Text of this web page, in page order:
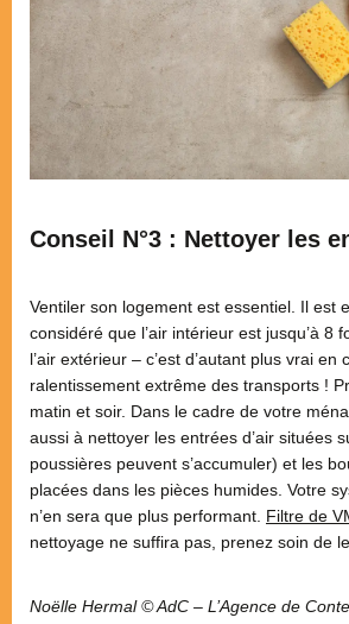
Conseil N°3 : Nettoyer les
Ventiler son logement est essentiel. Il est
considéré que l’air intérieur est jusqu’à 8
l’air extérieur – c’est d’autant plus vrai en
ralentissement extrême des transports !
matin et soir. Dans le cadre de votre
aussi à nettoyer les entrées d’air situées
poussières peuvent s’accumuler) et les
placées dans les pièces humides. Votre
n’en sera que plus performant. Filtre de
nettoyage ne suffira pas, prenez soin de
Noëlle Hermal © AdC – L’Agence de